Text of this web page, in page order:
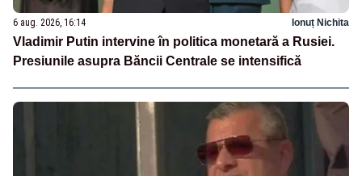
6 aug. 2026, 16:14 Ionuț Nichita
Vladimir Putin intervine în politica monetară a Rusiei.
Presiunile asupra Băncii Centrale se intensifică